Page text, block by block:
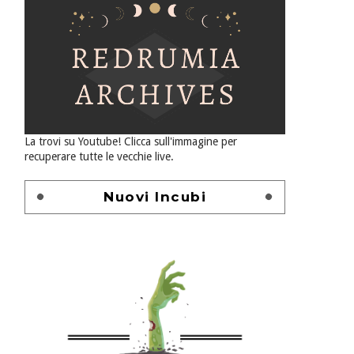
La trovi su Youtube! Clicca sull'immagine per
recuperare tutte le vecchie live.
Nuovi Incubi